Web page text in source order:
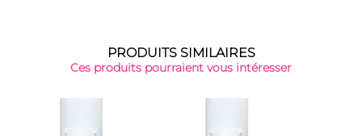
PRODUITS SIMILAIRES
Ces produits pourraient vous intéresser